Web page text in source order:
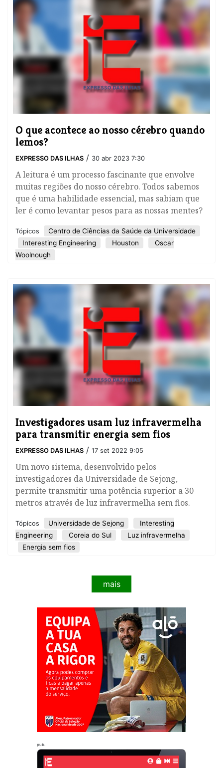
O que acontece ao nosso cérebro quando
lemos?
EXPRESSO DAS ILHAS / 30 abr 2023 7:30
A leitura é um processo fascinante que envolve
muitas regiões do nosso cérebro. Todos sabemos
que é uma habilidade essencial, mas sabiam que
ler é como levantar pesos para as nossas mentes?
Tópicos
Centro de Ciências da Saúde da Universidade
Interesting Engineering
Houston
Oscar
Woolnough
Investigadores usam luz infravermelha
para transmitir energia sem fios
EXPRESSO DAS ILHAS / 17 set 2022 9:05
Um novo sistema, desenvolvido pelos
investigadores da Universidade de Sejong,
permite transmitir uma potência superior a 30
metros através de luz infravermelha sem fios.
Tópicos Universidade de Sejong
Interesting
Engineering
Coreia do Sul
Luz infravermelha
Energia sem fios
mais
pub.